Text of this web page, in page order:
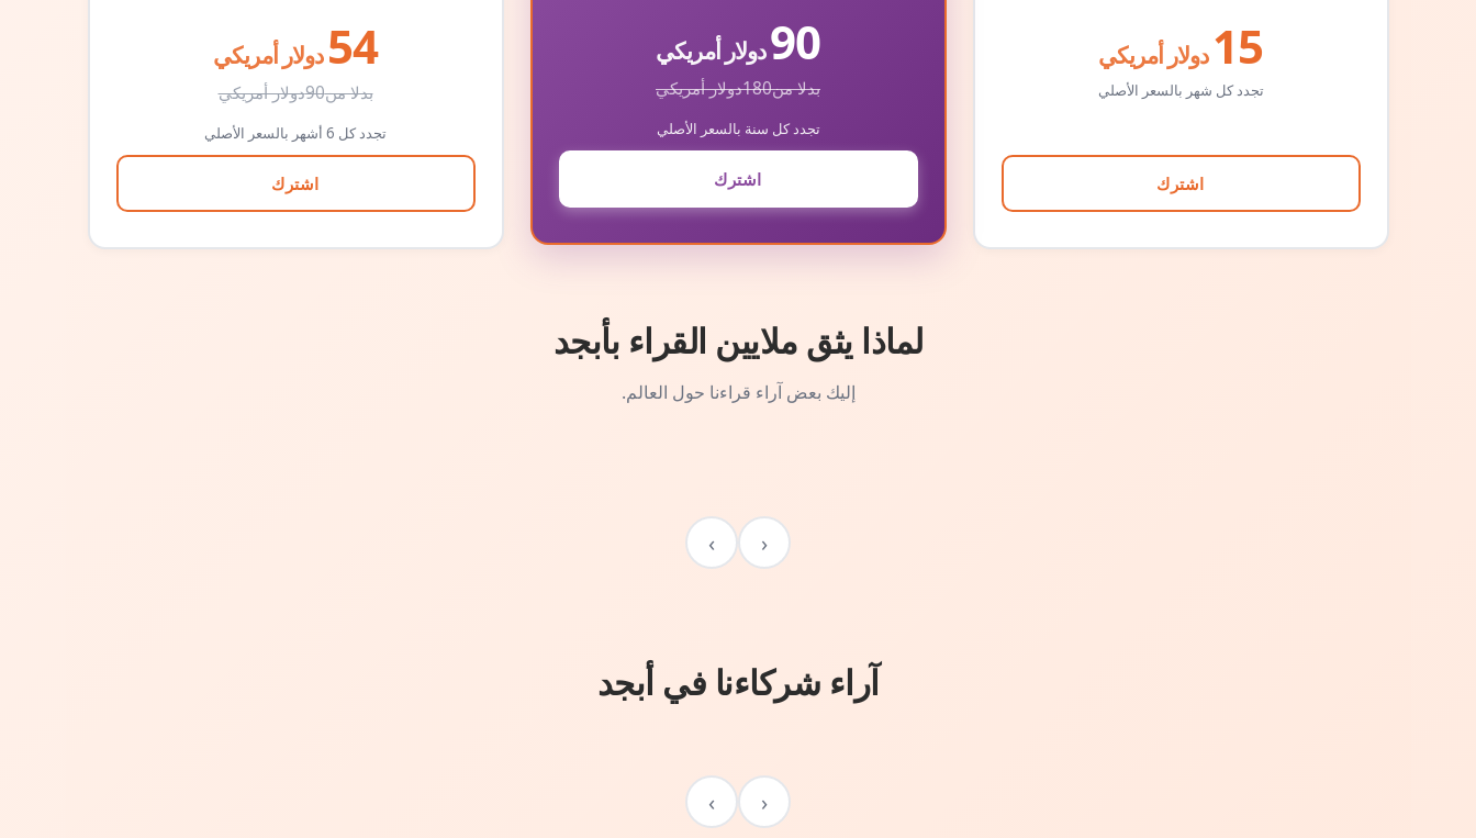
15 دولار أمريكي
تجدد كل شهر بالسعر الأصلي
اشترك
90دولار أمريكي
بدلا من180دولار أمريكي
تجدد كل سنة بالسعر الأصلي
اشترك
54 دولار أمريكي
بدلا من90دولار أمريكي
تجدد كل 6 أشهر بالسعر الأصلي
اشترك
لماذا يثق ملايين القراء بأبجد
إليك بعض آراء قراءنا حول العالم.
‹
›
آراء شركاءنا في أبجد
‹
›